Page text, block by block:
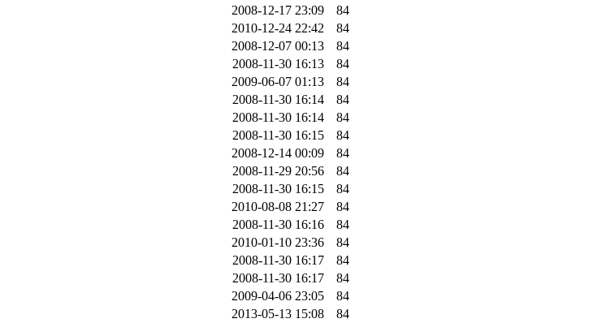
2008-12-17 23:09
84
2010-12-24 22:42
84
2008-12-07 00:13
84
2008-11-30 16:13
84
2009-06-07 01:13
84
2008-11-30 16:14
84
2008-11-30 16:14
84
2008-11-30 16:15
84
2008-12-14 00:09
84
2008-11-29 20:56
84
2008-11-30 16:15
84
2010-08-08 21:27
84
2008-11-30 16:16
84
2010-01-10 23:36
84
2008-11-30 16:17
84
2008-11-30 16:17
84
2009-04-06 23:05
84
2013-05-13 15:08
84